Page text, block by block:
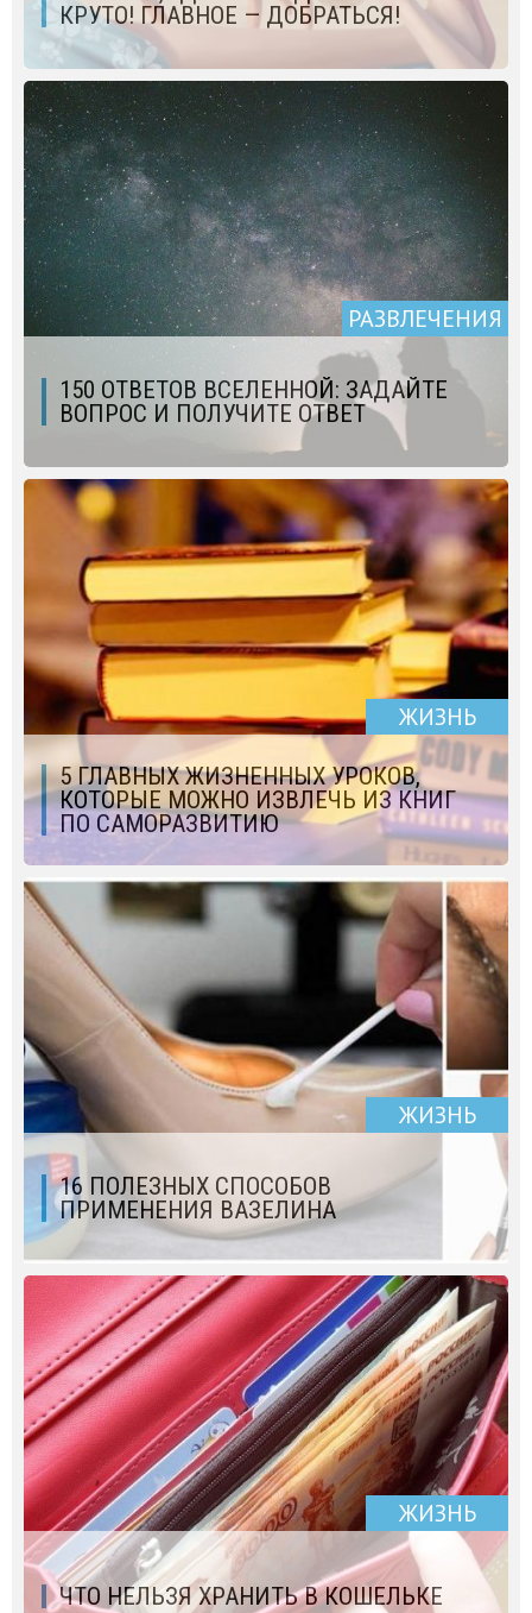
КРУТО! ГЛАВНОЕ — ДОБРАТЬСЯ!
РАЗВЛЕЧЕНИЯ
150 ОТВЕТОВ ВСЕЛЕННОЙ: ЗАДАЙТЕ
ВОПРОС И ПОЛУЧИТЕ ОТВЕТ
ЖИЗНЬ
5 ГЛАВНЫХ ЖИЗНЕННЫХ УРОКОВ,
КОТОРЫЕ МОЖНО ИЗВЛЕЧЬ ИЗ КНИГ
ПО САМОРАЗВИТИЮ
ЖИЗНЬ
16 ПОЛЕЗНЫХ СПОСОБОВ
ПРИМЕНЕНИЯ ВАЗЕЛИНА
ЖИЗНЬ
ЧТО НЕЛЬЗЯ ХРАНИТЬ В КОШЕЛЬКЕ